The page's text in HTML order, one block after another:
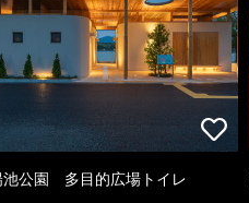
池公園 多目的広場トイレ